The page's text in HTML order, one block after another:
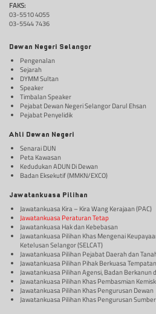
FAKS:
03-5510 4055
03-5544 7436
Dewan Negeri Selangor
Pengenalan
Sejarah
DYMM Sultan
Speaker
Timbalan Speaker
Pejabat Dewan Negeri Selangor Darul Ehsan
Pejabat Penyelidik
Ahli Dewan Negeri
Senarai DUN
Peta Kawasan
Kedudukan ADUN Di Dewan
Badan Eksekutif (MMKN/EXCO)
Jawatankuasa Pilihan
Jawatankuasa Kira – Kira Wang Kerajaan (PAC)
Jawatankuasa Peraturan Tetap
Jawatankuasa Hak dan Kebebasan
Jawatankuasa Pilihan Khas Mengenai
Ketelusan Selangor (SELCAT)
Jawatankuasa Pilihan Pejabat Daerah dan
Jawatankuasa Pilihan Pihak Berkuasa
Jawatankuasa Pilihan Agensi, Badan Berkanun
Jawatankuasa Pilihan Khas Pembasmian
Jawatankuasa Pilihan Khas Pengurusan Dewan
Jawatankuasa Pilihan Khas Pengurusan